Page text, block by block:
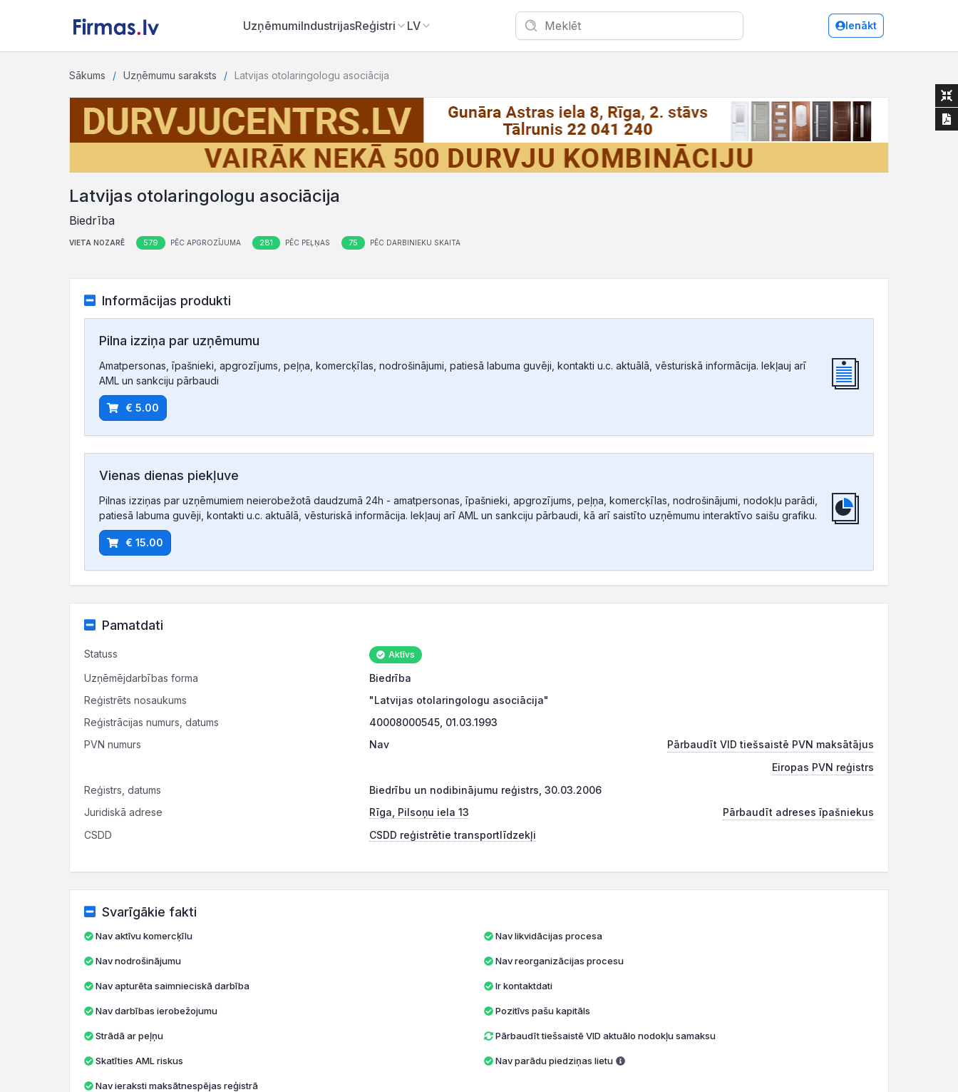
UzņēmumiIndustrijasReģistri LV Ienākt
Sākums Uzņēmumu saraksts Latvijas otolaringologu asociācija
Latvijas otolaringologu asociācija
Biedrība
VIETA NOZARĒ 579 PĒC APGROZĪJUMA 281 PĒC PEĻŅAS 75 PĒC DARBINIEKU SKAITA
Informācijas produkti
Pilna izziņa par uzņēmumu
Amatpersonas, īpašnieki, apgrozījums, peļņa, komercķīlas, nodrošinājumi, patiesā labuma guvēji, kontakti u.c. aktuālā, vēsturiskā informācija. Iekļauj arī
AML un sankciju pārbaudi
€ 5.00
Vienas dienas piekļuve
Pilnas izziņas par uzņēmumiem neierobežotā daudzumā 24h - amatpersonas, īpašnieki, apgrozījums, peļņa, komercķīlas, nodrošinājumi, nodokļu parādi,
patiesā labuma guvēji, kontakti u.c. aktuālā, vēsturiskā informācija. Iekļauj arī AML un sankciju pārbaudi, kā arī saistīto uzņēmumu interaktīvo saišu grafiku.
€ 15.00
Pamatdati
Statuss Aktīvs
Uzņēmējdarbības forma
Biedrība
Reģistrēts nosaukums
"Latvijas otolaringologu asociācija"
Reģistrācijas numurs, datums
40008000545, 01.03.1993
PVN numurs
Nav
Pārbaudīt VID tiešsaistē PVN maksātājus
Eiropas PVN reģistrs
Reģistrs, datums
Biedrību un nodibinājumu reģistrs, 30.03.2006
Juridiskā adrese
Rīga, Pilsoņu iela 13
Pārbaudīt adreses īpašniekus
CSDD
CSDD reģistrētie transportlīdzekļi
Svarīgākie fakti
Nav aktīvu komercķīlu
Nav nodrošinājumu
Nav apturēta saimnieciskā darbība
Nav darbības ierobežojumu
Strādā ar peļņu
Skatīties AML riskus
Nav ieraksti maksātnespējas reģistrā
Nav likvidācijas procesa
Nav reorganizācijas procesu
Ir kontaktdati
Pozitīvs pašu kapitāls
Pārbaudīt tiešsaistē VID aktuālo nodokļu samaksu
Nav parādu piedziņas lietu